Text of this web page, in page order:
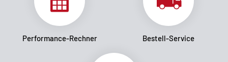
Performance-Rechner Bestell-Service